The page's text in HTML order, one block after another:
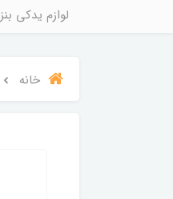
لوازم یدکی بنز
خانه